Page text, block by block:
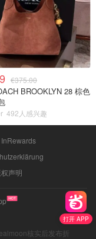
打开 APP
€375.00
BROOKLYN 28 棕色
492人感兴趣
InRewards
声明
核实后发布折